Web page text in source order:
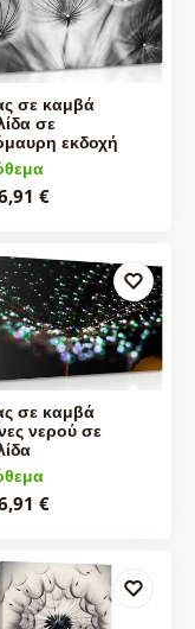
σε καμβά
σε
εκδοχή
€
σε καμβά
νερού σε
€